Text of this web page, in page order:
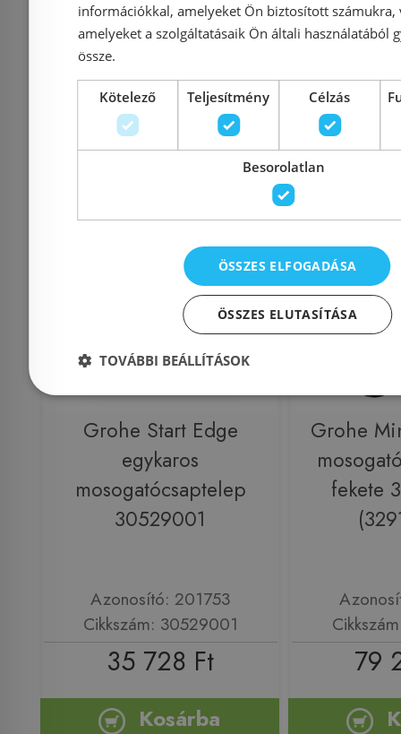
Azonosító: 179657
34 306 Ft 27 180 Ft 34 306 Ft
Rendelésre
Grohe Start Edge
egykaros
mosogatócsaptelep
30529001
Azonosító: 201753
Cikkszám: 30529001
35 728 Ft
Kosárba
Rendelésre
Grohe
fekete
79
információkkal, amelyeket Ön biztosított számukra,
amelyeket a szolgáltatásaik Ön általi használatából
össze.
Kötelező Teljesítmény Célzás
Besorolatlan
ÖSSZES ELFOGADÁSA
ÖSSZES ELUTASÍTÁSA
TOVÁBBI BEÁLLÍTÁSOK